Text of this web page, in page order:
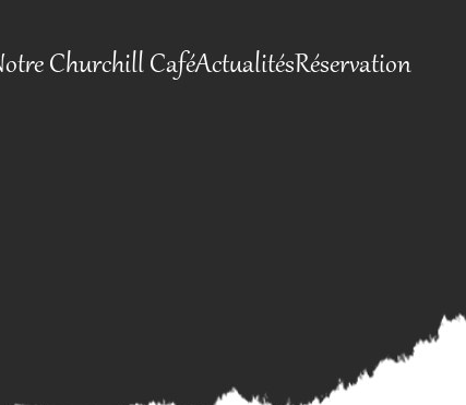
Churchill CaféActualitésRéservation